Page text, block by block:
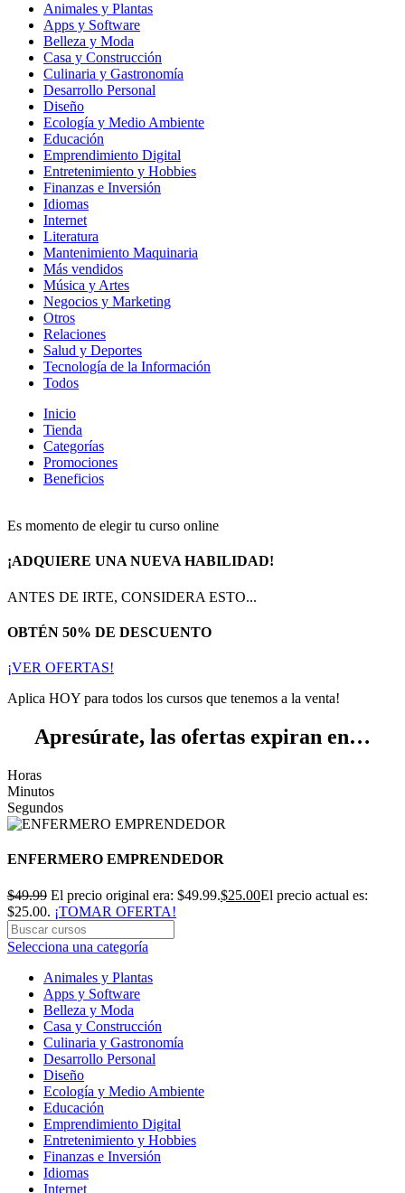
Animales y Plantas
Apps y Software
Belleza y Moda
Casa y Construcción
Culinaria y Gastronomía
Desarrollo Personal
Diseño
Ecología y Medio Ambiente
Educación
Emprendimiento Digital
Entretenimiento y Hobbies
Finanzas e Inversión
Idiomas
Internet
Literatura
Mantenimiento Maquinaria
Más vendidos
Música y Artes
Negocios y Marketing
Otros
Relaciones
Salud y Deportes
Tecnología de la Información
Todos
Inicio
Tienda
Categorías
Promociones
Beneficios
Es momento de elegir tu curso online
¡ADQUIERE UNA NUEVA HABILIDAD!
ANTES DE IRTE, CONSIDERA ESTO...
OBTÉN 50% DE DESCUENTO
¡VER OFERTAS!
Aplica HOY para todos los cursos que tenemos a la venta!
Apresúrate, las ofertas expiran en…
Horas
Minutos
Segundos
ENFERMERO EMPRENDEDOR
$49.99 El precio original era: $49.99.$25.00El precio actual es:
$25.00. ¡TOMAR OFERTA!
Selecciona una categoría
Animales y Plantas
Apps y Software
Belleza y Moda
Casa y Construcción
Culinaria y Gastronomía
Desarrollo Personal
Diseño
Ecología y Medio Ambiente
Educación
Emprendimiento Digital
Entretenimiento y Hobbies
Finanzas e Inversión
Idiomas
Internet